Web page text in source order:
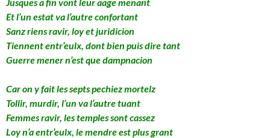
Et l’un estat va l’autre confortant
Sanz riens ravir, loy et juridicion
Tiennent entr’eulx, dont bien puis dire tant
Guerre mener n’est que dampnacion
Car on y fait les septs pechiez mortelz
Tollir, murdir, l’un va l’autre tuant
Femmes ravir, les temples sont cassez
Loy n’a entr’eulx, le mendre est plus grant